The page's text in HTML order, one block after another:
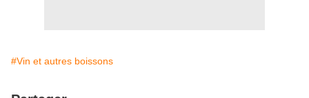
#Vin et autres boissons